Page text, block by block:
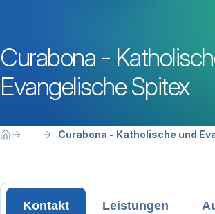
Curabona -
Evangelische Spitex
Breadcrumbnavigation
Sie befinden sich hier:
Home ... Curabona - Katholische und
Kontakt Leistungen